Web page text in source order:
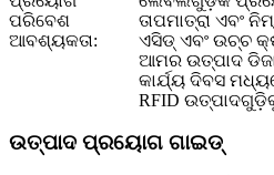
ପରିବେଶ
ଆବଶ୍ୟକତା:
ତାପମାତ୍ରା ଏବଂ
ଏସିଡ୍ ଏବଂ ଉଚ୍ଚ
ଆମର ଉତ୍ପାଦ
କାର୍ଯ୍ୟ ଦିବସ
RFID
ଉତ୍ପାଦ ପ୍ରୟୋଗ ଗାଇଡ୍